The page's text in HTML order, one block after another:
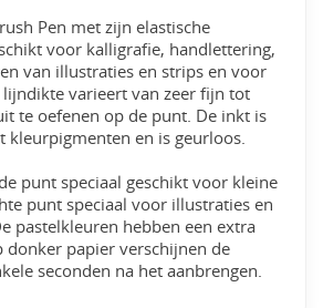
Pen met zijn elastische
voor kalligrafie, handlettering,
van illustraties en strips en voor
lijndikte varieert van zeer fijn tot
te oefenen op de punt. De inkt is
kleurpigmenten en is geurloos.
punt speciaal geschikt voor kleine
punt speciaal voor illustraties en
pastelkleuren hebben een extra
donker papier verschijnen de
seconden na het aanbrengen.